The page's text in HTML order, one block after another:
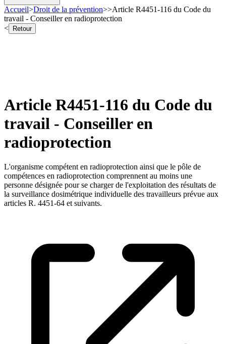
Accueil>Droit de la prévention>>Article R4451-116 du Code du
travail - Conseiller en radioprotection
<
Retour
Article R4451-116 du Code du
travail - Conseiller en
radioprotection
L'organisme compétent en radioprotection ainsi que le pôle de
compétences en radioprotection comprennent au moins une
personne désignée pour se charger de l'exploitation des résultats de
la surveillance dosimétrique individuelle des travailleurs prévue aux
articles R. 4451-64 et suivants.